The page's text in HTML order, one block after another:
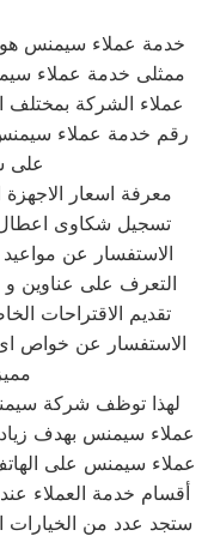
خدمة عملاء سيمنس
ممثلى خدمة عملاء
عملاء الشركة
رقم خدمة عملاء سيمنس
على
معرفة اسعار
تسجيل شكاوى
الاستفسار عن
التعرف على عناوين
تقديم الاقتراحات
الاستفسار عن خواص
لهذا توظف شركة
عملاء سيمنس بهدف
أقسام خدمة العملاء
ستجد عدد من الخيارات